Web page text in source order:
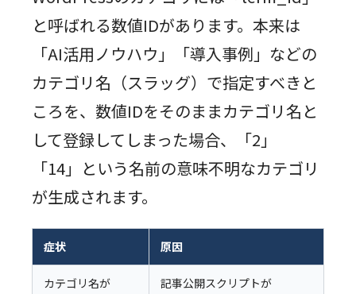
と呼ばれる数値IDがあります。本来は
「AI活用ノウハウ」「導入事例」などの
カテゴリ名（スラッグ）で指定すべきと
ころを、数値IDをそのままカテゴリ名と
して登録してしまった場合、「2」
「14」という名前の意味不明なカテゴリ
が生成されます。
症状 原因
カテゴリ名が
記事公開スクリプトが